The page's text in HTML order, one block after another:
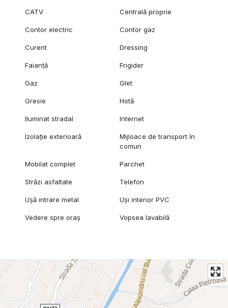
CATV Centrală proprie
Contor electric Contor gaz
Curent Dressing
Faianță Frigider
Gaz Glet
Gresie Hotă
Iluminat stradal Internet
Izolație exterioară
Mijloace de transport în
comun
Mobilat complet Parchet
Străzi asfaltate Telefon
Ușă intrare metal Uși interior PVC
Vedere spre oraș Vopsea lavabilă